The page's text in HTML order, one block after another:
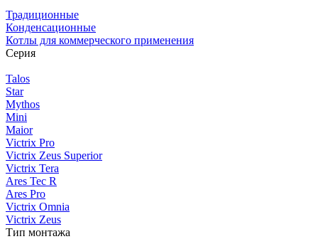
Традиционные
Конденсационные
Котлы для коммерческого применения
Серия
Talos
Star
Mythos
Mini
Maior
Victrix Pro
Victrix Zeus Superior
Victrix Tera
Ares Tec R
Ares Pro
Victrix Omnia
Victrix Zeus
Тип монтажа